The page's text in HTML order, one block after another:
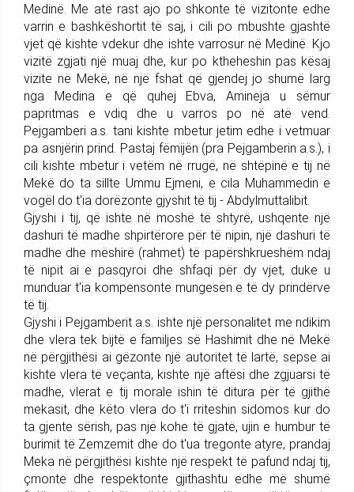
Medinë. Me atë rast ajo po shkonte të vizitonte edhe
varrin e bashkëshortit të saj, i cili po mbushte gjashtë
vjet që kishte vdekur dhe ishte varrosur në Medinë. Kjo
vizitë zgjati një muaj dhe, kur po ktheheshin pas kësaj
vizite në Mekë, në një fshat që gjendej jo shumë larg
nga Medina e që quhej Ebva, Amineja u sëmur
papritmas e vdiq dhe u varros po në atë vend.
Pejgamberi a.s. tani kishte mbetur jetim edhe i vetmuar
pa asnjërin prind. Pastaj fëmijën (pra Pejgamberin a.s.), i
cili kishte mbetur i vetëm në rrugë, në shtëpinë e tij në
Mekë do ta sillte Ummu Ejmeni, e cila Muhammedin e
vogël do t'ia dorëzonte gjyshit të tij - Abdylmuttalibit.
Gjyshi i tij, që ishte në moshë të shtyrë, ushqente një
dashuri të madhe shpirtërore për të nipin, një dashuri të
madhe dhe mëshirë (rahmet) të papërshkrueshëm ndaj
të nipit ai e pasqyroi dhe shfaqi për dy vjet, duke u
munduar t'ia kompensonte mungesën e të dy prindërve
të tij.
Gjyshi i Pejgamberit a.s. ishte një personalitet me ndikim
dhe vlera tek bijtë e familjes së Hashimit dhe në Mekë
në përgjithësi ai gëzonte një autoritet të lartë, sepse ai
kishte vlera të veçanta, kishte një aftësi dhe zgjuarsi të
madhe, vlerat e tij morale ishin të ditura për të gjithë
mekasit, dhe këto vlera do t'i rriteshin sidomos kur do
ta gjente sërish, pas një kohe të gjatë, ujin e humbur të
burimit të Zemzemit dhe do t'ua tregonte atyre, prandaj
Meka në përgjithësi kishte një respekt të pafund ndaj tij,
çmonte dhe respektonte gjithashtu edhe më shumë